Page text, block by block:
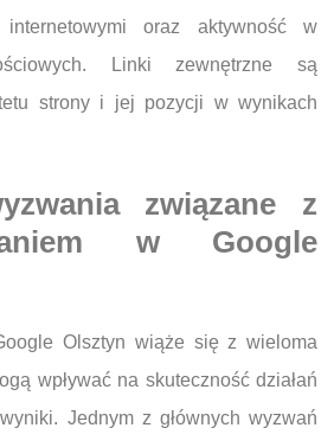
oraz aktywność w
Linki zewnętrzne są
strony i jej pozycji w wynikach
związane z
w Google
Olsztyn wiąże się z wieloma
wpływać na skuteczność działań
Jednym z głównych wyzwań